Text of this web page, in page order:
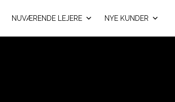
NUVÆRENDE LEJERE NYE KUNDER